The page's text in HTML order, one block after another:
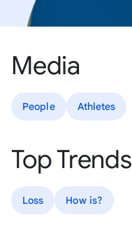
Media
People Athletes
Top Trends
Loss How is?